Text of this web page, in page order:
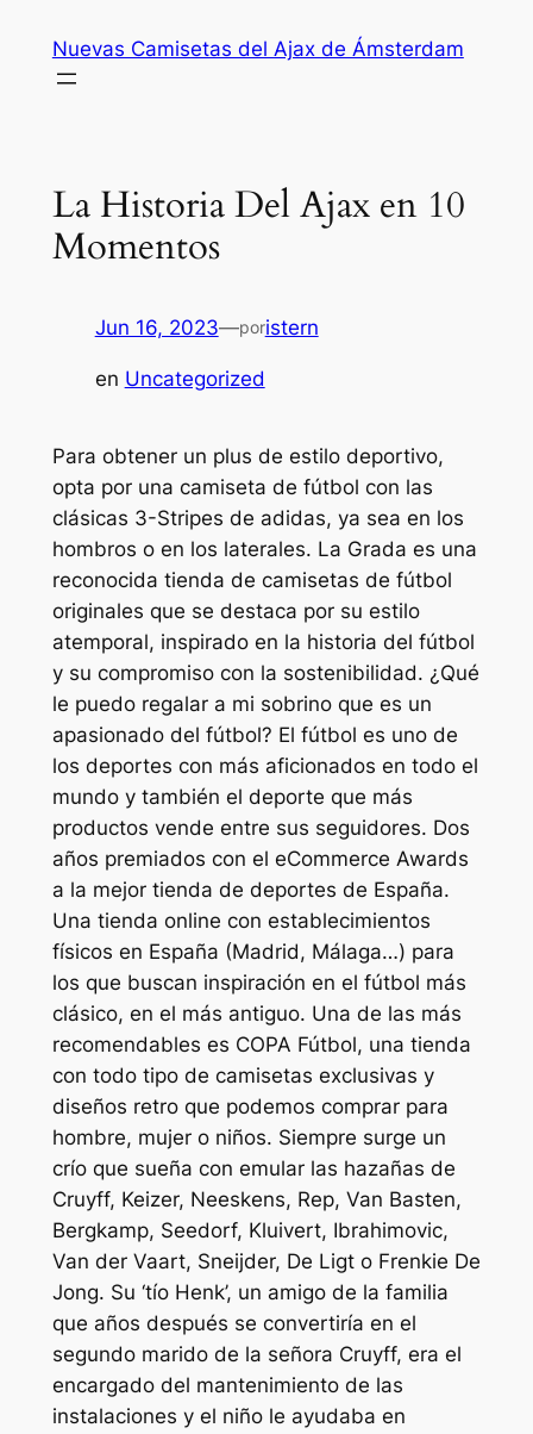
contenido
Nuevas Camisetas del Ajax de Ámsterdam
La Historia Del Ajax en 10
Momentos
Jun 16, 2023—poristern
en Uncategorized
Para obtener un plus de estilo deportivo,
opta por una camiseta de fútbol con las
clásicas 3-Stripes de adidas, ya sea en los
hombros o en los laterales. La Grada es una
reconocida tienda de camisetas de fútbol
originales que se destaca por su estilo
atemporal, inspirado en la historia del fútbol
y su compromiso con la sostenibilidad. ¿Qué
le puedo regalar a mi sobrino que es un
apasionado del fútbol? El fútbol es uno de
los deportes con más aficionados en todo el
mundo y también el deporte que más
productos vende entre sus seguidores. Dos
años premiados con el eCommerce Awards
a la mejor tienda de deportes de España.
Una tienda online con establecimientos
físicos en España (Madrid, Málaga…) para
los que buscan inspiración en el fútbol más
clásico, en el más antiguo. Una de las más
recomendables es COPA Fútbol, una tienda
con todo tipo de camisetas exclusivas y
diseños retro que podemos comprar para
hombre, mujer o niños. Siempre surge un
crío que sueña con emular las hazañas de
Cruyff, Keizer, Neeskens, Rep, Van Basten,
Bergkamp, Seedorf, Kluivert, Ibrahimovic,
Van der Vaart, Sneijder, De Ligt o Frenkie De
Jong. Su ‘tío Henk’, un amigo de la familia
que años después se convertiría en el
segundo marido de la señora Cruyff, era el
encargado del mantenimiento de las
instalaciones y el niño le ayudaba en